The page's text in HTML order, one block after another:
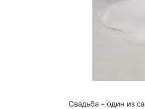
Свадьба – один из